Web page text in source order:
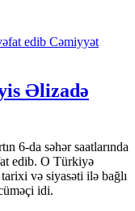
Cəmiyyət
Əlizadə
6-da səhər saatlarında
edib. O Türkiyə
və siyasəti ilə bağlı
idi.